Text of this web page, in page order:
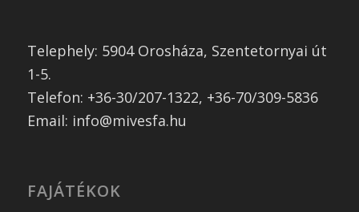
Telephely: 5904 Orosháza, Szentetornyai út
1-5.
Telefon: +36-30/207-1322, +36-70/309-5836
Email: info@mivesfa.hu
FAJÁTÉKOK